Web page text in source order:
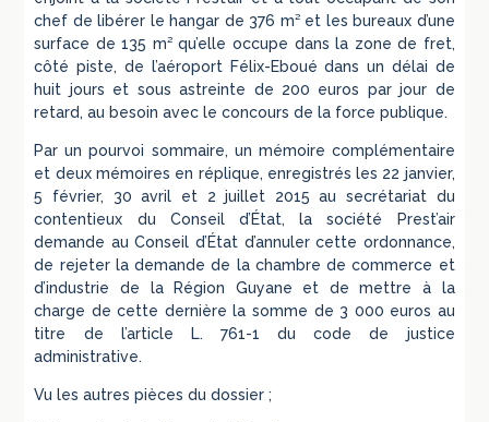
chef de libérer le hangar de 376 m² et les bureaux d’une
surface de 135 m² qu’elle occupe dans la zone de fret,
côté piste, de l’aéroport Félix-Eboué dans un délai de
huit jours et sous astreinte de 200 euros par jour de
retard, au besoin avec le concours de la force publique.
Par un pourvoi sommaire, un mémoire complémentaire
et deux mémoires en réplique, enregistrés les 22 janvier,
5 février, 30 avril et 2 juillet 2015 au secrétariat du
contentieux du Conseil d’État, la société Prest’air
demande au Conseil d’État d’annuler cette ordonnance,
de rejeter la demande de la chambre de commerce et
d’industrie de la Région Guyane et de mettre à la
charge de cette dernière la somme de 3 000 euros au
titre de l’article L. 761-1 du code de justice
administrative.
Vu les autres pièces du dossier ;